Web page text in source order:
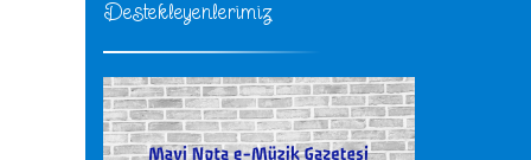
Destekleyenlerimiz